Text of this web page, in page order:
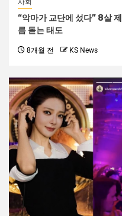
“악마가 교단에 섰다” 8살
름 돋는 태도
8개월 전 KS News